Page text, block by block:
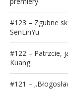
#123 – Zgubne
SenLinYu
#122 – Patrzcie,
Kuang
#121 –